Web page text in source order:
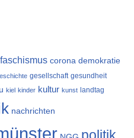
corona demokratie
gesellschaft gesundheit
kiel kinder kultur kunst landtag
nachrichten